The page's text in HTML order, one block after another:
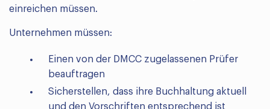
einreichen müssen.
Unternehmen müssen:
Einen von der DMCC zugelassenen Prüfer
beauftragen
Sicherstellen, dass ihre Buchhaltung aktuell
und den Vorschriften entsprechend ist